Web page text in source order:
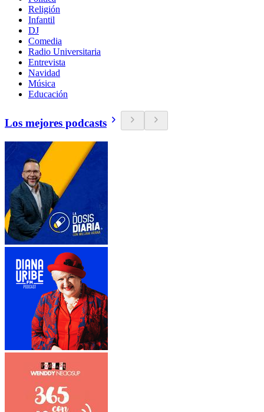
Religión
Infantil
DJ
Comedia
Radio Universitaria
Entrevista
Navidad
Música
Educación
Los mejores podcasts